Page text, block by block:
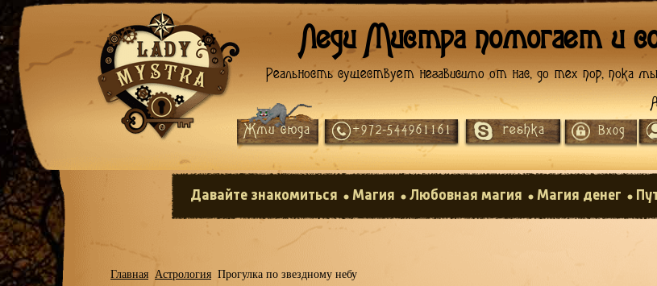
Леди Мистра помогает и
Реальность существует независимо от нас, до тех пор, пока
Вход
Жми сюда +972-544961161 reshka
Давайте знакомиться Магия Любовная магия Магия денег
Главная Астрология Прогулка по звездному небу